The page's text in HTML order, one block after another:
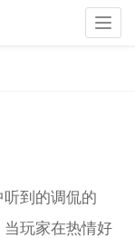
到的调侃的
玩家在热情好